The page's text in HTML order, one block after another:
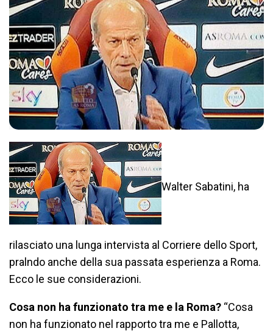
Walter Sabatini, ha
rilasciato una lunga intervista al Corriere dello Sport,
pralndo anche della sua passata esperienza a Roma.
Ecco le sue considerazioni.
Cosa non ha funzionato tra me e la Roma? “Cosa
non ha funzionato nel rapporto tra me e Pallotta,